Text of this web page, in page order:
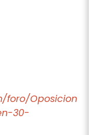
foro/Oposicion
30-